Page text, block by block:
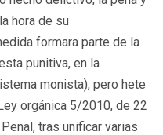
hora de su
formara parte de la
punitiva, en la
monista), pero hete
orgánica 5/2010, de 22
tras unificar varias